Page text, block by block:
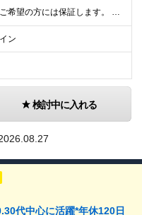
★フルリモートをご希望の方には保証します。 ★93%がフルリモート、またはハイブリット勤務です。 ★全国各地からの勤務が可能です。 《東京・神奈川・千葉・埼玉》エリアのプロジェクト先にて、 ご勤務いた
ン
検討中に入れる
代中心に活躍*年休120日